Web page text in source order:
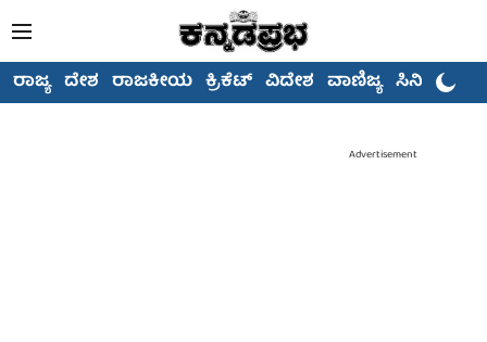
ರಾಜ್ಯ ದೇಶ ರಾಜಕೀಯ ಕ್ರಿಕೆಟ್ ವಿದೇಶ ವಾಣಿಜ್ಯ ಸಿನಿಮಾ
Advertisement